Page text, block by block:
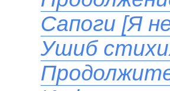
Сапоги [Я
Ушиб